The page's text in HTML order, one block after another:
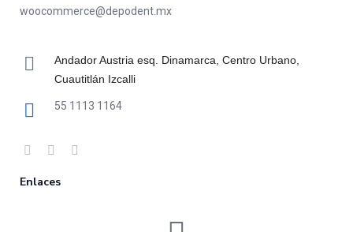
woocommerce@depodent.mx
Andador Austria esq. Dinamarca, Centro Urbano,
Cuautitlán Izcalli
55 1113 1164
Enlaces